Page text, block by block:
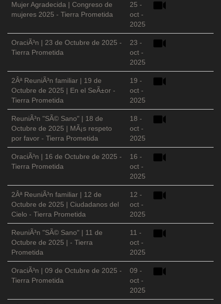
Mujer Agradecida | Congreso de
mujeres 2025 - Tierra Prometida
25 -
oct -
2025
OraciÃ³n | 23 de Octubre de 2025 -
Tierra Prometida
23 -
oct -
2025
2Âª ReuniÃ³n familiar | 19 de
Octubre de 2025 | En el SeÃ±or -
Tierra Prometida
19 -
oct -
2025
ReuniÃ³n "SÃ© Sano" | 18 de
Octubre de 2025 | MÃ¡s respeto
por favor - Tierra Prometida
18 -
oct -
2025
OraciÃ³n | 16 de Octubre de 2025 -
Tierra Prometida
16 -
oct -
2025
2Âª ReuniÃ³n familiar | 12 de
Octubre de 2025 | Ciudadanos del
Cielo - Tierra Prometida
12 -
oct -
2025
ReuniÃ³n "SÃ© Sano" | 11 de
Octubre de 2025 | - Tierra
Prometida
11 -
oct -
2025
OraciÃ³n | 09 de Octubre de 2025 -
Tierra Prometida
09 -
oct -
2025